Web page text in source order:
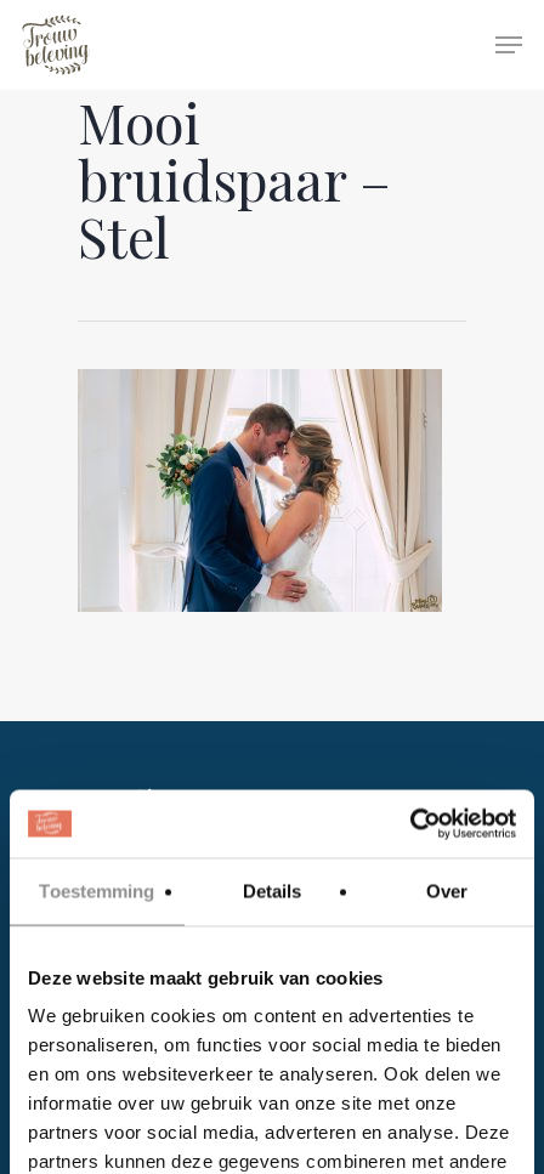
Toestemming Details Over
Deze website maakt gebruik van cookies
We gebruiken cookies om content en advertenties te
personaliseren, om functies voor social media te bieden
en om ons websiteverkeer te analyseren. Ook delen we
informatie over uw gebruik van onze site met onze
partners voor social media, adverteren en analyse. Deze
partners kunnen deze gegevens combineren met andere
Hit enter to search or ESC to close
Mooi
bruidspaar –
Stel
Instagram
EVENTS
Bedrijven